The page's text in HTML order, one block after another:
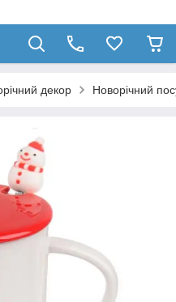
декор Новорічний